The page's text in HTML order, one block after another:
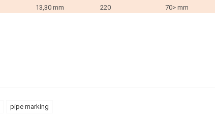
13,30 mm 220 70> mm
pipe marking